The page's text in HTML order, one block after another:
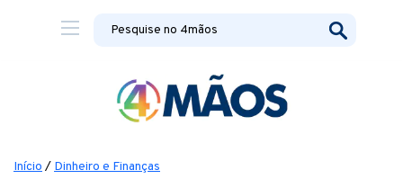
Início / Dinheiro e Finanças